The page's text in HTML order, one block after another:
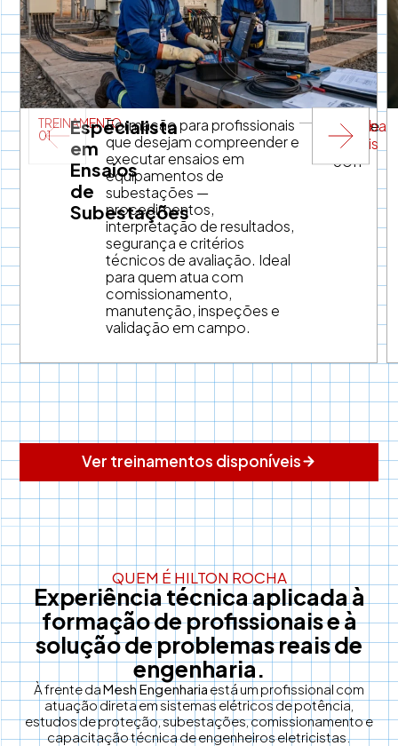
TREINAMENTO
01
Especialista
em
Ensaios
de
Subestações
Formação para profissionais
que desejam compreender e
executar ensaios em
equipamentos de
subestações —
procedimentos,
interpretação de resultados,
segurança e critérios
técnicos de avaliação. Ideal
para quem atua com
comissionamento,
manutenção, inspeções e
validação em campo.
Online
•
60h
Saiba
Mais
Ver treinamentos disponíveis
QUEM É HILTON ROCHA
Experiência técnica aplicada à
formação de profissionais e à
solução de problemas reais de
engenharia.
À frente daMesh Engenharia está um profissional com
atuação direta em sistemas elétricos de potência,
estudos de proteção, subestações, comissionamento e
capacitação técnica de engenheiros eletricistas.